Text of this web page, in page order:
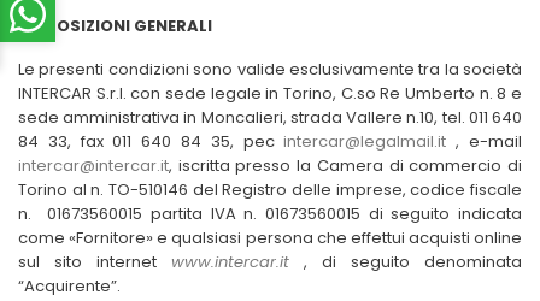
DISPOSIZIONI GENERALI
Le presenti condizioni sono valide esclusivamente tra la società
INTERCAR S.r.l.con sede legale in Torino, C.so Re Umberto n. 8 e
sede amministrativa in Moncalieri, strada Vallere n.10, tel. 011 640
84 33, fax 011 640 84 35, pecintercar@legalmail.it , e-mail
intercar@intercar.it, iscritta presso la Camera di commercio di
Torino al n. TO-510146 del Registro delle imprese, codice fiscale
n. 01673560015 partita IVA n. 01673560015 di seguito indicata
come «Fornitore» e qualsiasi persona che effettui acquisti online
sul sito internet www.intercar.it , di seguito denominata
“Acquirente”.